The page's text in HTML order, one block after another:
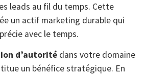
leads au fil du temps. Cette
un actif marketing durable qui
avec le temps.
d’autorité dans votre domaine
un bénéfice stratégique. En